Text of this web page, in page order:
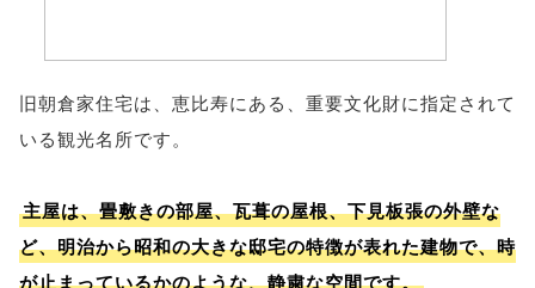
旧朝倉家住宅は、恵比寿にある、重要文化財に指定されて
いる観光名所です。
主屋は、畳敷きの部屋、瓦葺の屋根、下見板張の外壁な
ど、明治から昭和の大きな邸宅の特徴が表れた建物で、時
が止まっているかのような、静粛な空間です。